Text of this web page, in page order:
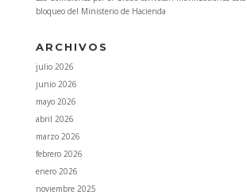
bloqueo del Ministerio de Hacienda
ARCHIVOS
julio 2026
junio 2026
mayo 2026
abril 2026
marzo 2026
febrero 2026
enero 2026
noviembre 2025